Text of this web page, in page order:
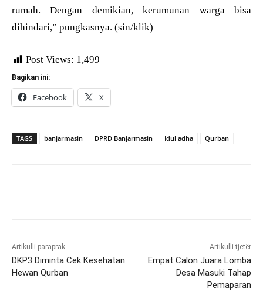
rumah. Dengan demikian, kerumunan warga bisa
dihindari,” pungkasnya. (sin/klik)
Post Views: 1,499
Bagikan ini:
Facebook X
TAGS banjarmasin DPRD Banjarmasin Idul adha Qurban
Artikulli paraprak
DKP3 Diminta Cek Kesehatan
Hewan Qurban
Artikulli tjetër
Empat Calon Juara Lomba
Desa Masuki Tahap
Pemaparan